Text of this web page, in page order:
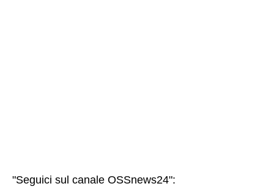
"Seguici sul canale OSSnews24":